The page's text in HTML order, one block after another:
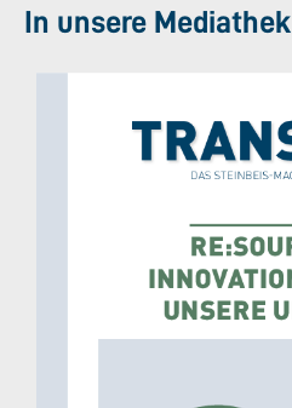
In unsere Mediathek